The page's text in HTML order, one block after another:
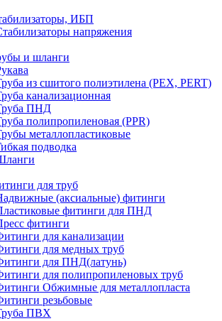
ИБП
напряжения
и шланги
из сшитого полиэтилена (PEX, PERT)
канализационная
ПНД
полипропиленовая (PPR)
металлопластиковые
подводка
для труб
(аксиальные) фитинги
фитинги для ПНД
фитинги
для канализации
для медных труб
для ПНД(латунь)
для полипропиленовых труб
Обжимные для металлопласта
резьбовые
ПВХ